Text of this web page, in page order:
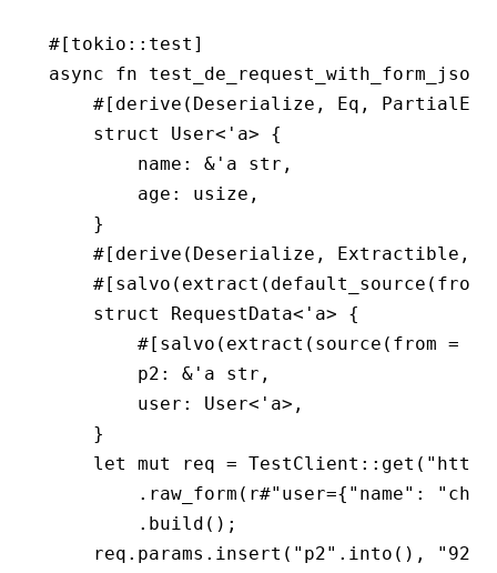
#[tokio :: test]
async fn
    #[derive(
Deserialize , Eq , PartialEq
    struct
User<' a> {
        name
: & ' a str ,
        age
: usize ,
    }
    #[derive(
Deserialize , Extractible ,
    #[salvo(extract(default_source(from
    struct
RequestData<' a> {
        #[salvo(extract(source(from
=
        p2
: & ' a str ,
        user
: User<' a>,
    }
    let
mut req = TestClient :: get (
        .
raw_form ( r#"user={"name":
        .
build ();
    req
. params . insert ( "p2" . into (), "921"